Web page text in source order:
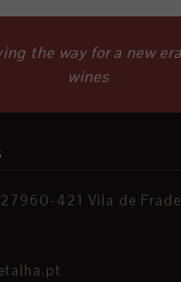
the way for a new
wines
421 Vila de